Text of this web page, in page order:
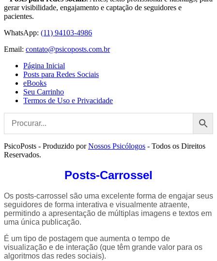
gerar visibilidade, engajamento e captação de seguidores e
pacientes.
WhatsApp: (11) 94103-4986
Email: contato@psicoposts.com.br
Página Inicial
Posts para Redes Sociais
eBooks
Seu Carrinho
Termos de Uso e Privacidade
PsicoPosts - Produzido porNossos Psicólogos - Todos os Direitos
Reservados.
Posts-Carrossel
Os posts-carrossel são uma excelente forma de engajar seus
seguidores de forma interativa e visualmente atraente,
permitindo a apresentação de múltiplas imagens e textos em
uma única publicação.
É um tipo de postagem que aumenta o tempo de
visualização e de interação (que têm grande valor para os
algoritmos das redes sociais).